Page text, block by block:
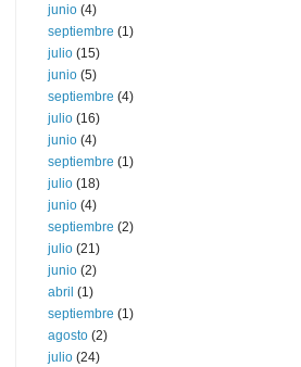
junio (4)
septiembre (1)
julio (15)
junio (5)
septiembre (4)
julio (16)
junio (4)
septiembre (1)
julio (18)
junio (4)
septiembre (2)
julio (21)
junio (2)
abril (1)
septiembre (1)
agosto (2)
julio (24)